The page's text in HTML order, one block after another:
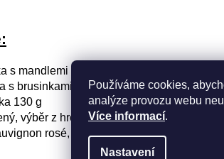
Používáme cookies,
analýze provozu webu
Více informací.
Nastavení
s mandlemi 130 g
s brusinkami 130 g
130 g
výběr z hroznů 2021, polosuché 750 ml
rosé, Pozdní sběr 2022, polosladké